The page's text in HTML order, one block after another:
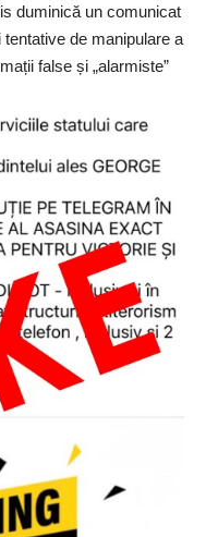
duminică un comunicat
de manipulare a
false și „alarmiste”